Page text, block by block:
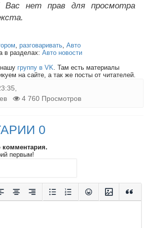
Вас нет прав для просмотра
, разговаривать, Авто
в разделах: Авто новости
группу в VK. Там есть материалы
на сайте, а так же посты от читателей.
4 760 Просмотров
0
комментария.
первым!